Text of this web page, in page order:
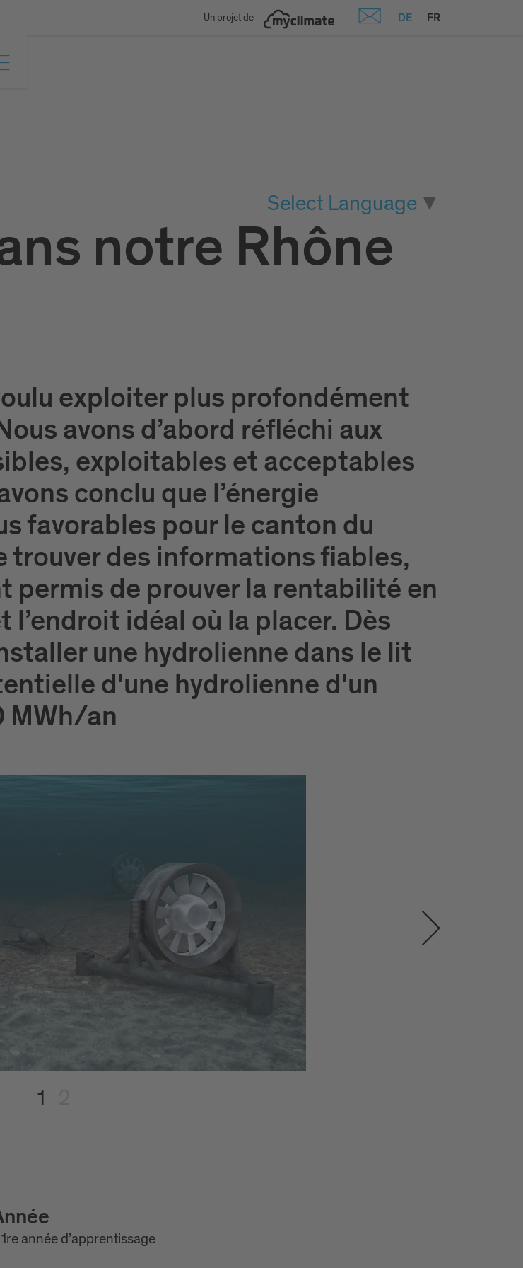
Un projet de DE FR
Select Language ▼
notre Rhône
exploiter plus profondément
avons d’abord réfléchi aux
exploitables et acceptables
conclu que l’énergie
favorables pour le canton du
trouver des informations fiables,
permis de prouver la rentabilité en
idéal où la placer. Dès
une hydrolienne dans le lit
d'une hydrolienne d'un
MWh/an
1
année d’apprentissage